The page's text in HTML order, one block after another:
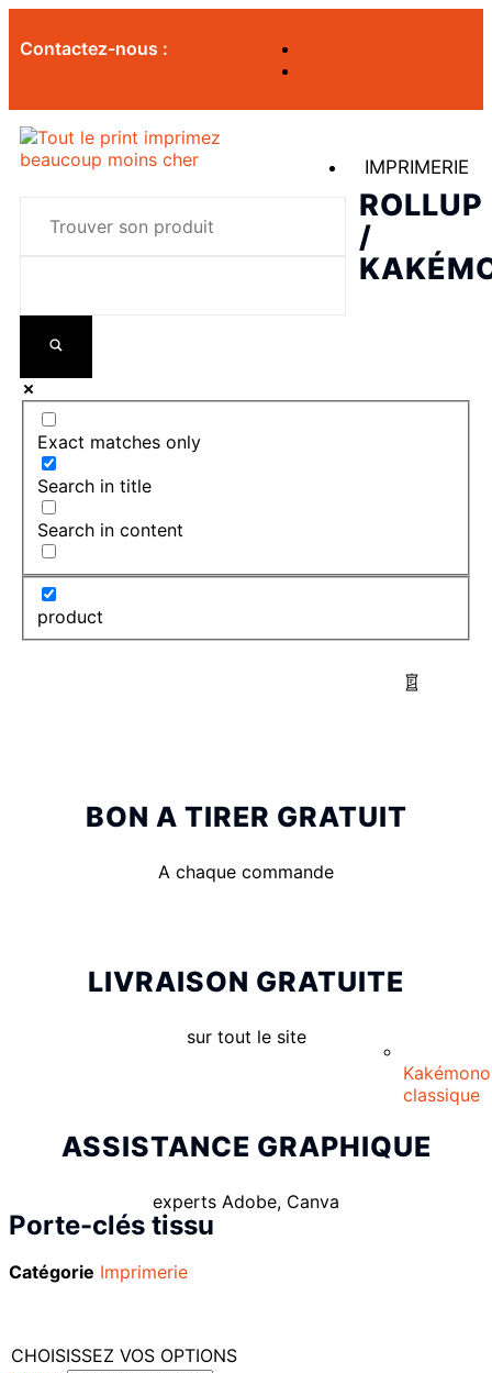
Contactez-nous :
IMPRIMERIE
ROLLUP
/
Kakémono
classique
Exact matches only
Search in title
Search in content
product
BON A TIRER GRATUIT
A chaque commande
LIVRAISON GRATUITE
sur tout le site
ASSISTANCE GRAPHIQUE
experts Adobe, Canva
Porte-clés tissu
Catégorie Imprimerie
CHOISISSEZ VOS OPTIONS